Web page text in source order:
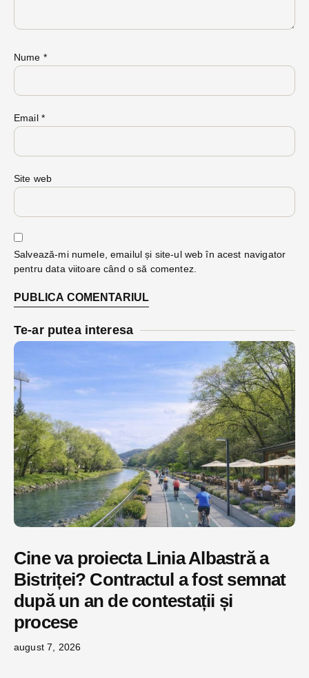
Nume *
Email *
Site web
Salvează-mi numele, emailul și site-ul web în acest navigator
pentru data viitoare când o să comentez.
Te-ar putea interesa
Cine va proiecta Linia Albastră a
Bistriței? Contractul a fost semnat
după un an de contestații și
procese
august 7, 2026